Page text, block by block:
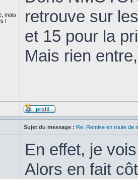
mais
!
retrouve sur
et 15 pour la
Mais rien
Sujet du message : Re: Remise en route de
En effet, je
Alors en fait